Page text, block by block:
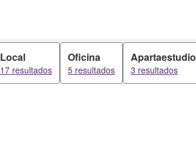
Local
17 resultados
Oficina
5 resultados
Apartaestudio
3 resultados